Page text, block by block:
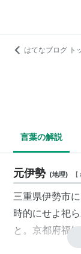
はてなブログ ト
言葉の解説
元伊勢 (地理) 【
三重県伊勢市
時的にせよ祀
と。京都府福